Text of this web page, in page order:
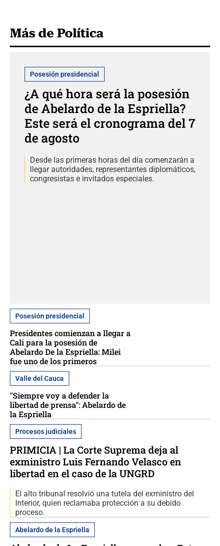
Más de Política
Posesión presidencial
¿A qué hora será la posesión
de Abelardo de la Espriella?
Este será el cronograma del 7
de agosto
Desde las primeras horas del día comenzarán a
llegar autoridades, representantes diplomáticos,
congresistas e invitados especiales.
Posesión presidencial
Presidentes comienzan a llegar a
Cali para la posesión de
Abelardo De la Espriella: Milei
fue uno de los primeros
Valle del Cauca
"Siempre voy a defender la
libertad de prensa": Abelardo de
la Espriella
Procesos judiciales
PRIMICIA | La Corte Suprema deja al
exministro Luis Fernando Velasco en
libertad en el caso de la UNGRD
El alto tribunal resolvió una tutela del exministro del
Interior, quien reclamaba protección a su debido
proceso.
Abelardo de la Espriella